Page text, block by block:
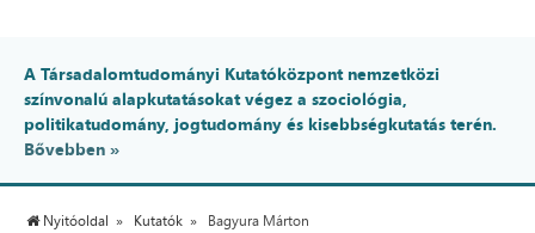
A Társadalomtudományi Kutatóközpont nemzetközi
színvonalú alapkutatásokat végez a szociológia,
politikatudomány, jogtudomány és kisebbségkutatás terén.
Bővebben »
Nyitóoldal Kutatók Bagyura Márton